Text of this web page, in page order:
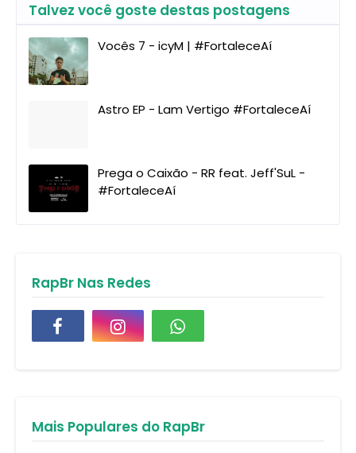
Talvez você goste destas postagens
Vocês 7 - icyM | #FortaleceAí
Astro EP - Lam Vertigo #FortaleceAí
Prega o Caixão - RR feat. Jeff'SuL -
#FortaleceAí
RapBr Nas Redes
Mais Populares do RapBr